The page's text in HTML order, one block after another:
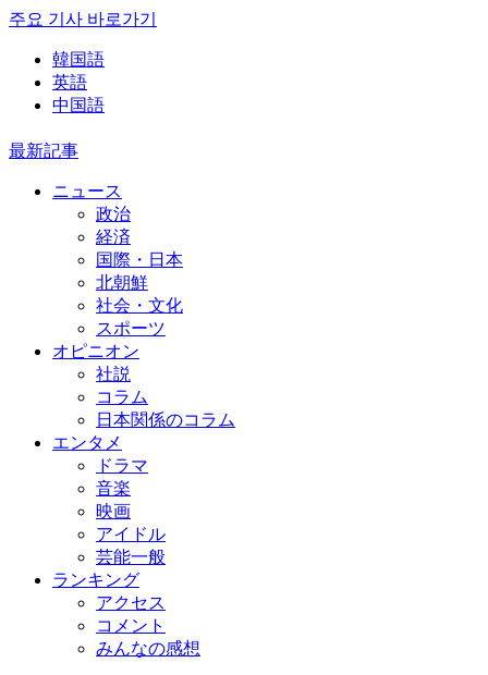
주요 기사 바로가기
韓国語
英語
中国語
最新記事
ニュース
政治
経済
国際・日本
北朝鮮
社会・文化
スポーツ
オピニオン
社説
コラム
日本関係のコラム
エンタメ
ドラマ
音楽
映画
アイドル
芸能一般
ランキング
アクセス
コメント
みんなの感想